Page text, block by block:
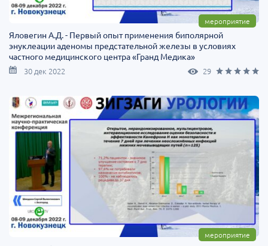
мероприятие
Яловегин А.Д. - Первый опыт применения биполярной
энуклеации аденомы предстательной железы в условиях
частного медицинского центра «‎Гранд Медика‎»‎
30 дек 2022 29
мероприятие